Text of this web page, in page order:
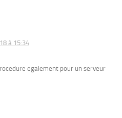
à 15:34
egalement pour un serveur